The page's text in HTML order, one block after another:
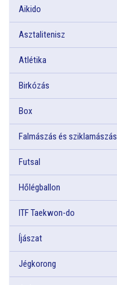
Aikido
Asztalitenisz
Atlétika
Birkózás
Box
Falmászás és sziklamászás
Futsal
Hőlégballon
ITF Taekwon-do
Íjászat
Jégkorong